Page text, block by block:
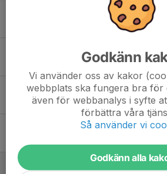
Caféschema TIKET 12-14
Föräldraansvar träningläger
10 aug 2025 0
New body försäljning
30 mar 2025 0
TIK-häften
Fixardagarna 12-13 april
Godkänn
Vi använder oss av kakor
webbplats ska fungera bra för
även för webbanalys i syfte
förbättra våra
Så använder vi
Godkänn alla